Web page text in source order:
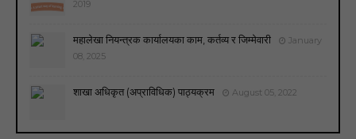
2019
महालेखा नियन्त्रक कार्यालयका काम, कर्तव्य र जिम्मेवारी
January
08, 2025
शाखा अधिकृत (अप्राविधिक) पाठ्यक्रम August 05, 2022